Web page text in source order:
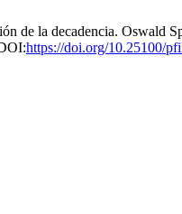
de la decadencia. Oswald
https://doi.org/10.25100/